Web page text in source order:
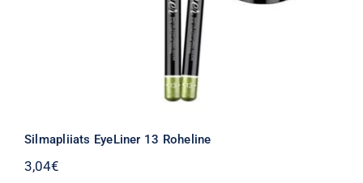
Silmapliiats EyeLiner 13 Roheline
3,04€